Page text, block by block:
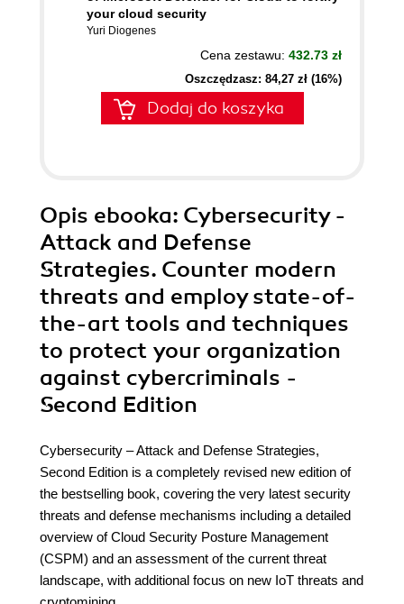
your cloud security
Yuri Diogenes
Cena zestawu: 432.73 zł
Oszczędzasz: 84,27 zł (16%)
Dodaj do koszyka
Opis ebooka: Cybersecurity -
Attack and Defense
Strategies. Counter modern
threats and employ state-of-
the-art tools and techniques
to protect your organization
against cybercriminals -
Second Edition
Cybersecurity – Attack and Defense Strategies,
Second Edition is a completely revised new edition of
the bestselling book, covering the very latest security
threats and defense mechanisms including a detailed
overview of Cloud Security Posture Management
(CSPM) and an assessment of the current threat
landscape, with additional focus on new IoT threats and